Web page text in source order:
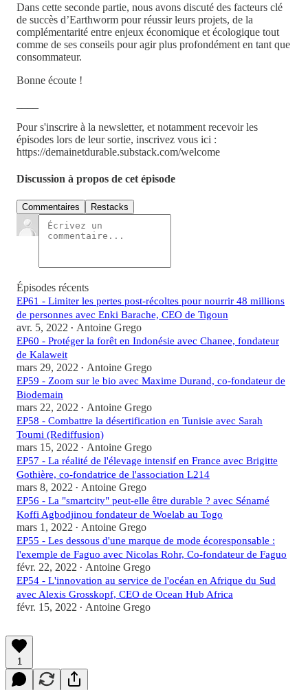
Dans cette seconde partie, nous avons discuté des facteurs clé
de succès d’Earthworm pour réussir leurs projets, de la
complémentarité entre enjeux économique et écologique tout
comme de ses conseils pour agir plus profondément en tant que
consommateur.
Bonne écoute !
Pour s'inscrire à la newsletter, et notamment recevoir les
épisodes lors de leur sortie, inscrivez vous ici :
https://demainetdurable.substack.com/welcome
Discussion à propos de cet épisode
Commentaires Restacks
Épisodes récents
EP61 - Limiter les pertes post-récoltes pour nourrir 48 millions
de personnes avec Enki Barache, CEO de Tigoun
avr. 5, 2022 • Antoine Grego
EP60 - Protéger la forêt en Indonésie avec Chanee, fondateur
de Kalaweit
mars 29, 2022 • Antoine Grego
EP59 - Zoom sur le bio avec Maxime Durand, co-fondateur de
Biodemain
mars 22, 2022 • Antoine Grego
EP58 - Combattre la désertification en Tunisie avec Sarah
Toumi (Rediffusion)
mars 15, 2022 • Antoine Grego
EP57 - La réalité de l'élevage intensif en France avec Brigitte
Gothière, co-fondatrice de l'association L214
mars 8, 2022 • Antoine Grego
EP56 - La "smartcity" peut-elle être durable ? avec Sénamé
Koffi Agbodjinou fondateur de Woelab au Togo
mars 1, 2022 • Antoine Grego
EP55 - Les dessous d'une marque de mode écoresponsable :
l'exemple de Faguo avec Nicolas Rohr, Co-fondateur de Faguo
févr. 22, 2022 • Antoine Grego
EP54 - L'innovation au service de l'océan en Afrique du Sud
avec Alexis Grosskopf, CEO de Ocean Hub Africa
févr. 15, 2022 • Antoine Grego
1